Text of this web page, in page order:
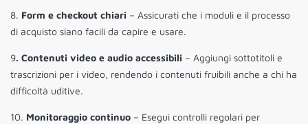
8. Form e checkout chiari – Assicurati che i moduli e il processo
di acquisto siano facili da capire e usare.
9. Contenuti video e audio accessibili – Aggiungi sottotitoli e
trascrizioni per i video, rendendo i contenuti fruibili anche a chi ha
difficoltà uditive.
10. Monitoraggio continuo – Esegui controlli regolari per